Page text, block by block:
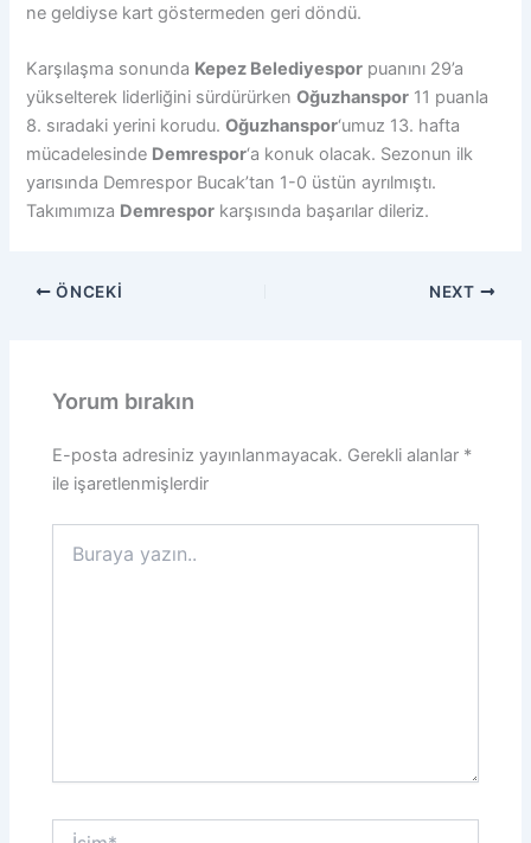
ne geldiyse kart göstermeden geri döndü.
Karşılaşma sonunda Kepez Belediyespor puanını 29’a
yükselterek liderliğini sürdürürkenOğuzhanspor 11 puanla
8. sıradaki yerini korudu.Oğuzhanspor‘umuz 13. hafta
mücadelesinde Demrespor‘a konuk olacak. Sezonun ilk
yarısında Demrespor Bucak’tan 1-0 üstün ayrılmıştı.
Takımımıza Demrespor karşısında başarılar dileriz.
ÖNCEKI NEXT
Yorum bırakın
E-posta adresiniz yayınlanmayacak. Gerekli alanlar *
ile işaretlenmişlerdir
yazın..
İsim*